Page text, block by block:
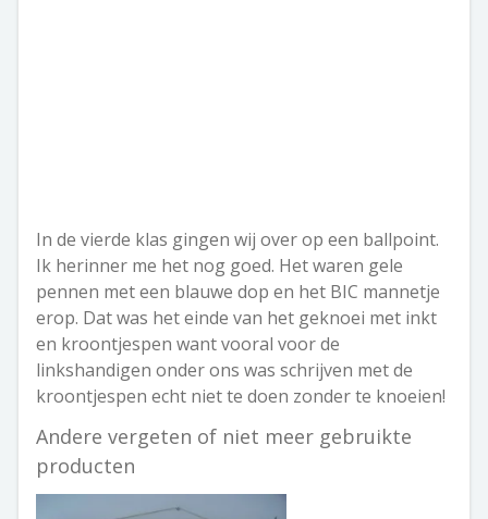
In de vierde klas gingen wij over op een ballpoint.
Ik herinner me het nog goed. Het waren gele
pennen met een blauwe dop en het BIC mannetje
erop. Dat was het einde van het geknoei met inkt
en kroontjespen want vooral voor de
linkshandigen onder ons was schrijven met de
kroontjespen echt niet te doen zonder te knoeien!
Andere vergeten of niet meer gebruikte
producten